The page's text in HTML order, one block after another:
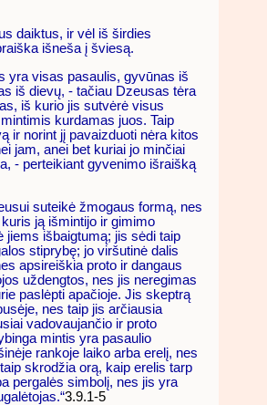
daiktus, ir vėl iš širdies
išneša į šviesą.
yra visas pasaulis, gyvūnas iš
iš dievų, - tačiau Dzeusas tėra
iš kurio jis sutvėrė visus
kurdamas juos. Taip
ir norint jį pavaizduoti nėra kitos
jam, anei bet kuriai jo minčiai
- perteikiant gyvenimo išraišką
suteikė žmogaus formą, nes
ją išmintijo ir gimimo
jiems išbaigtumą; jis sėdi taip
stiprybę; jo viršutinė dalis
apsireiškia proto ir dangaus
uždengtos, nes jis neregimas
paslėpti apačioje. Jis skeptrą
nes taip jis arčiausia
vadovaujančio ir proto
mintis yra pasaulio
rankoje laiko arba erelį, nes
skrodžia orą, kaip erelis tarp
pergalės simbolį, nes jis yra
3.9.1-5